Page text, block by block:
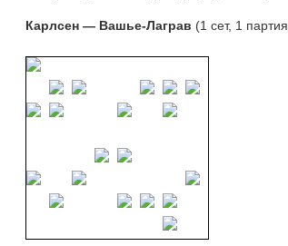
Карлсен — Вашье-Лаграв (1 сет, 1